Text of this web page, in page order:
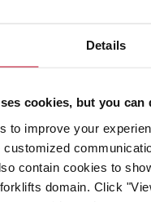
Details
cookies, but you can
to improve your
contain cookies to
domain. Click